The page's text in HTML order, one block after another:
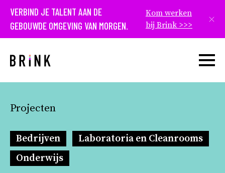
VERBIND JE TALENT AAN DE
GEBOUWDE OMGEVING VAN MORGEN.
Kom werken
bij Brink >>>
Open
Projecten
Bedrijven
Laboratoria en Cleanrooms
Onderwijs